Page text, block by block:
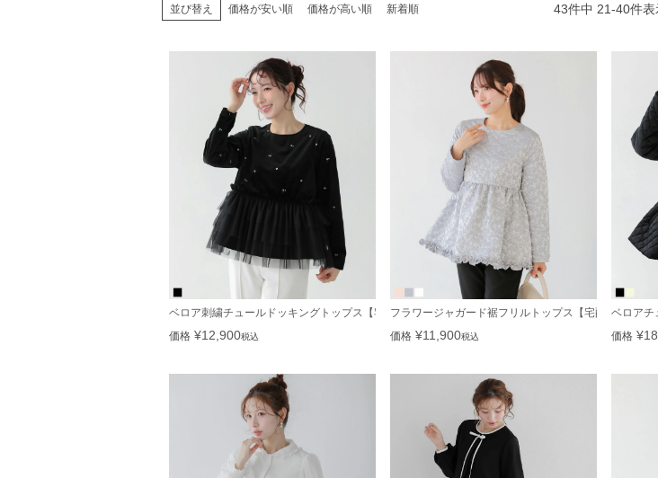
並び替え 価格が安い順 価格が高い順 新着順 43件中 21-40件表
ベロア刺繍チュールドッキングトップス【宅配便】
価格 ¥12,900税込
フラワージャガード裾フリルトップス【宅配便】
価格 ¥11,900税込
ベロアチ
価格 ¥